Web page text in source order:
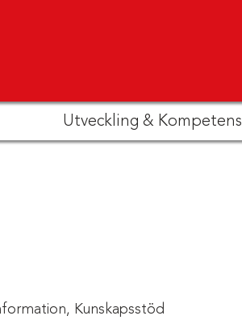
Utveckling & Kompetens
Kunskapsstöd